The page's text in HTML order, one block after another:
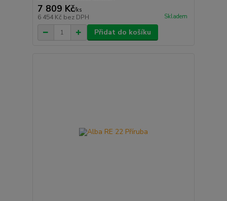
7 809 Kč/ks
6 454 Kč bez DPH Skladem
Přidat do košíku